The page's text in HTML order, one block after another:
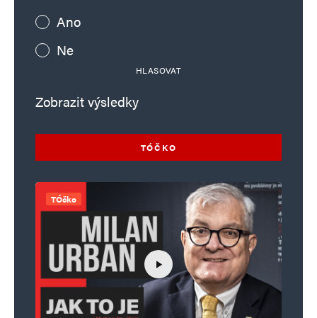
Ano
Ne
HLASOVAT
Zobrazit výsledky
TÓČKO
TÓčko